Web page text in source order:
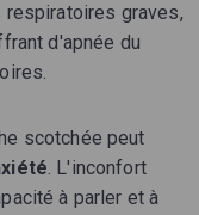
respiratoires graves,
d'apnée du
scotchée peut
. L'inconfort
à parler et à